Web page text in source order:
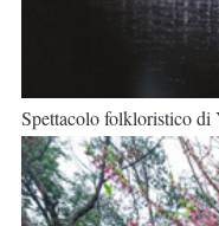
Spettacolo folkloristico di